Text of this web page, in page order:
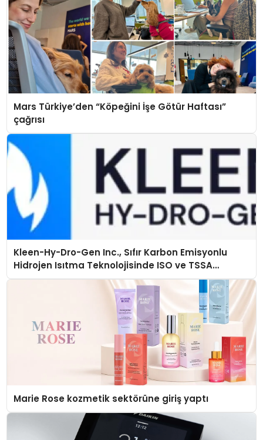
Mars Türkiye’den “Köpeğini İşe Götür Haftası”
çağrısı
Kleen-Hy-Dro-Gen Inc., Sıfır Karbon Emisyonlu
Hidrojen Isıtma Teknolojisinde ISO ve TSSA
Düzenleyici Onaylarını Aldı
Marie Rose kozmetik sektörüne giriş yaptı